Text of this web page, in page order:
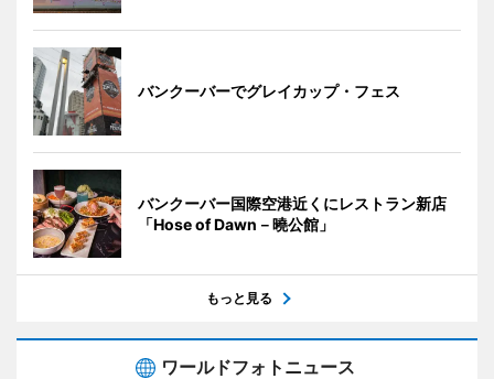
バンクーバーでグレイカップ・フェス
バンクーバー国際空港近くにレストラン新店
「Hose of Dawn－曉公館」
もっと見る
ワールドフォトニュース